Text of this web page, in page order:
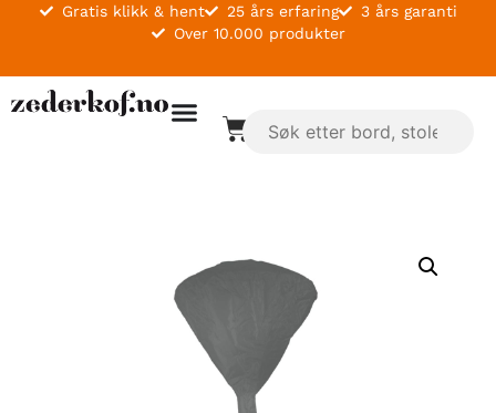
Gratis klikk & hent 25 års erfaring
3 års garanti
Over 10.000 produkter